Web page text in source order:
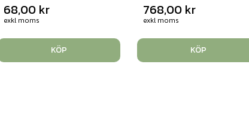
68,00 kr
exkl moms
KÖP
768,00 kr
exkl moms
KÖP